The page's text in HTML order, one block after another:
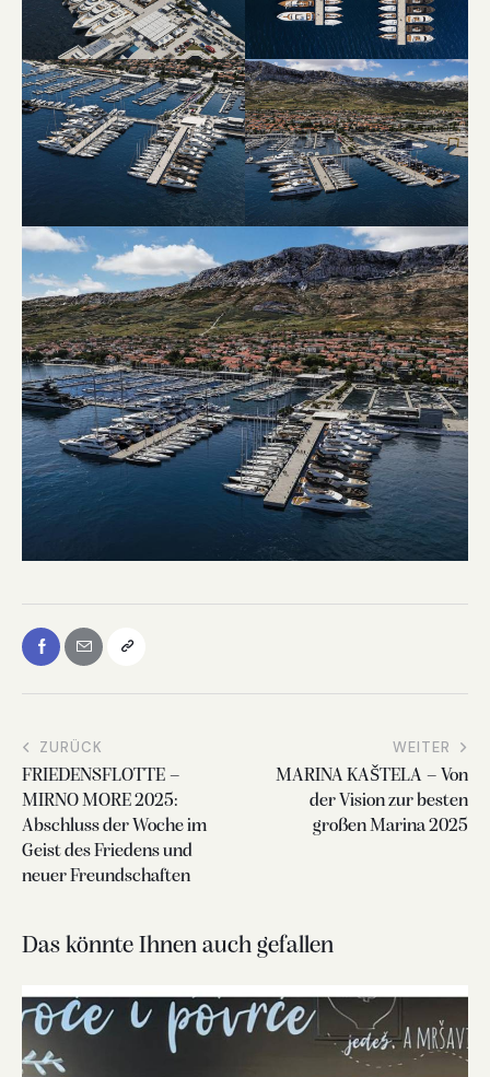
ZURÜCK
FRIEDENSFLOTTE –
MIRNO MORE 2025:
Abschluss der Woche im
Geist des Friedens und
neuer Freundschaften
WEITER
MARINA KAŠTELA – Von
der Vision zur besten
großen Marina 2025
Das könnte Ihnen auch gefallen